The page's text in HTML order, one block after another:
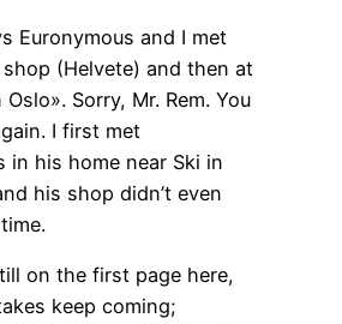
Euronymous and I met
(Helvete) and then at
Sorry, Mr. Rem. You
I first met
in his home near Ski in
his shop didn’t even
on the first page here,
keep coming;